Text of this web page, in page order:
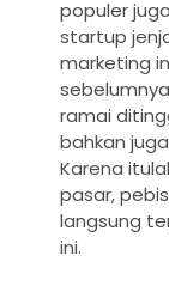
populer
startup
marketing
ramai
bahkan juga
Karena
pasar,
langsung
ini.